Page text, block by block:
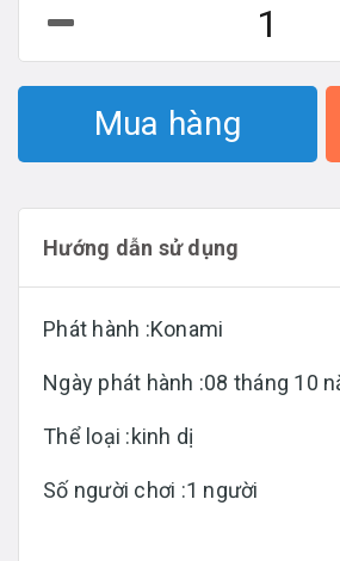
Mua hàng
Hướng dẫn sử dụng
Phát hành :Konami
Ngày phát hành :08 tháng 10
Thể loại :kinh dị
Số người chơi :1 người